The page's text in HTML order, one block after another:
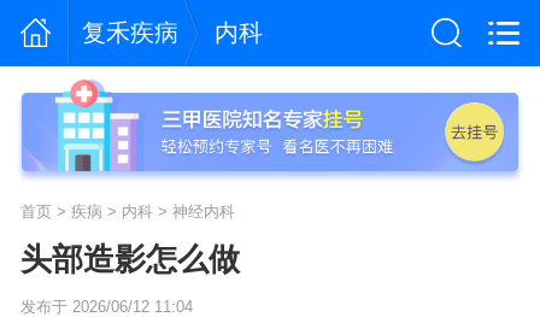
复禾疾病 内科
首页> 疾病 > 内科> 神经内科
头部造影怎么做
发布于 2026/06/12 11:04